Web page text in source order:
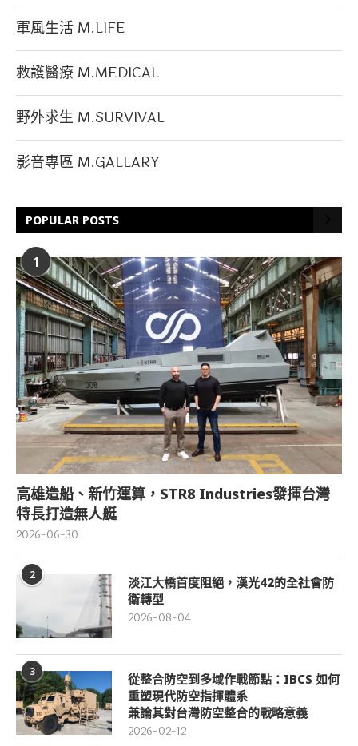
軍風生活 M.LIFE
救護醫療 M.MEDICAL
野外求生 M.SURVIVAL
影音專區 M.GALLARY
POPULAR POSTS
1
高雄造船、新竹運算，STR8 Industries發揮台灣
特長打造無人艇
2026-06-30
2
淡江大橋首度阻絕，漢光42的全社會防
衛轉型
2026-08-04
3
從整合防空到多域作戰節點：IBCS 如何
重塑現代防空指揮體系
兼論其對台灣防空整合的戰略意義
2026-02-12